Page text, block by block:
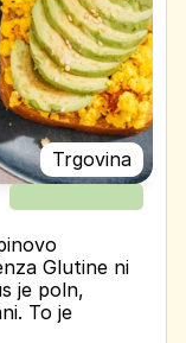
Trgovina
Glutine ni
je poln,
To je